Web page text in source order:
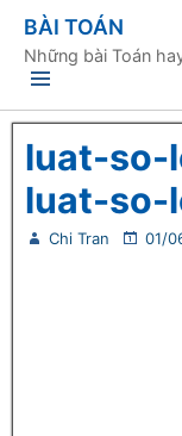
BÀI TOÁN
Những bài Toán
luat-so-
luat-so-
Chi Tran 01/